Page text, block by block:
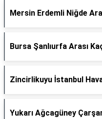
Mersin Erdemli Niğde
Bursa Şanlıurfa Arası
Zincirlikuyu İstanbul
Yukarı Ağcagüney